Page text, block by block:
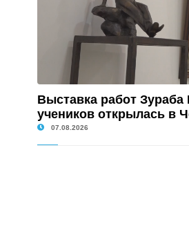
Выставка работ Зураба
учеников открылась в
07.08.2026